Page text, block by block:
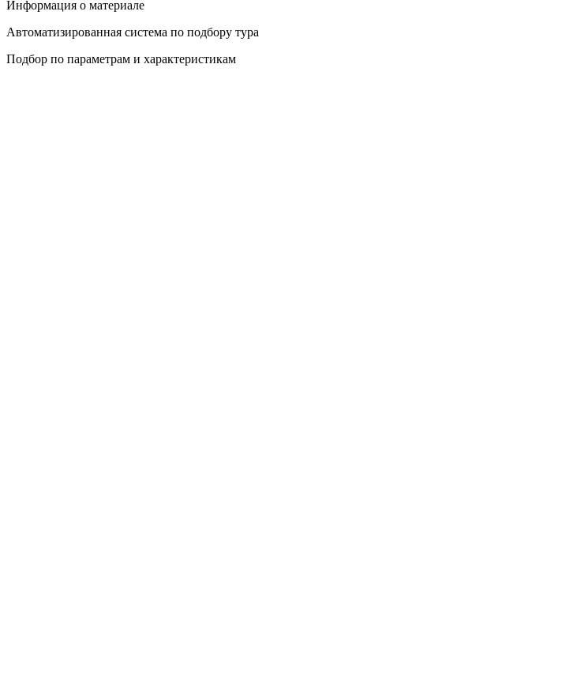
Информация о материале
Автоматизированная система по подбору тура
Подбор по параметрам и характеристикам